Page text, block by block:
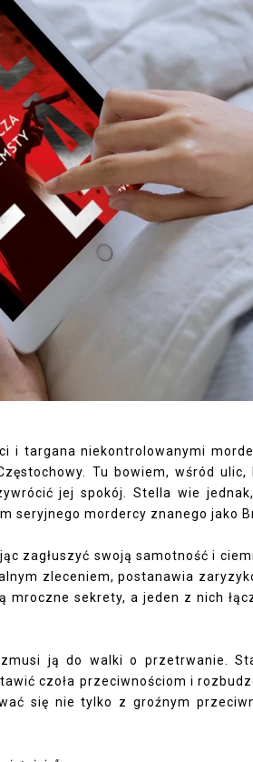
i targana niekontrolowanymi
Tu bowiem, wśród ulic,
jej spokój. Stella wie
seryjnego mordercy znanego jako
zagłuszyć swoją samotność i
zleceniem, postanawia
sekrety, a jeden z nich
ją do walki o przetrwanie.
czoła przeciwnościom i
się nie tylko z groźnym